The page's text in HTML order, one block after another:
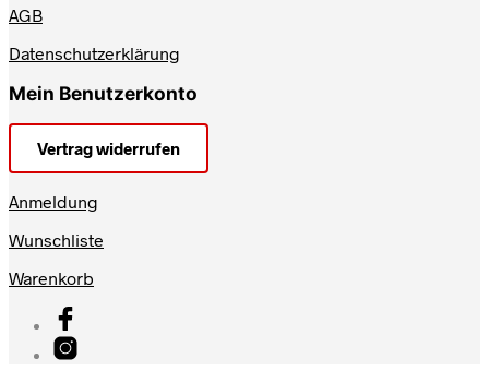
AGB
Datenschutzerklärung
Mein Benutzerkonto
Vertrag widerrufen
Anmeldung
Wunschliste
Warenkorb